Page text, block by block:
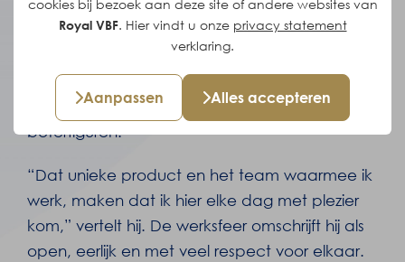
cookies bij bezoek aan deze site of andere websites van
Royal VBF. Hier vindt u onze privacy statement
verklaring.
Aanpassen Alles accepteren
Leroy werkt sinds kort bij Royal VBF, maar voelt
zich inmiddels helemaal thuis in het team. Als
teamleider bij de boterompakproductie stuurt
hij de operators aan die werken aan een
bijzonder product: de herkenbare 3D-
boterfiguren.
“Dat unieke product en het team waarmee ik
werk, maken dat ik hier elke dag met plezier
kom,” vertelt hij. De werksfeer omschrijft hij als
open, eerlijk en met veel respect voor elkaar.